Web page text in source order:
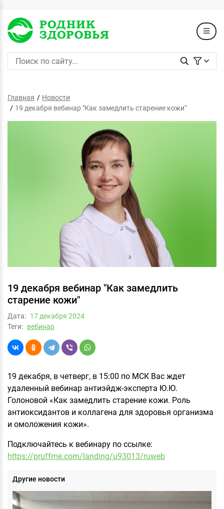
Главная
Новости
19 декабря вебинар "Как замедлить старение кожи"
19 декабря вебинар "Как замедлить
старение кожи"
Дата: 17 декабря 2024
Теги: вебинар
19 декабря, в четверг, в 15:00 по МСК Вас ждет
удаленный вебинар антиэйдж-эксперта Ю.Ю.
Голоновой «Как замедлить старение кожи. Роль
антиоксидантов и коллагена для здоровья организма
и омоложения кожи».
Подключайтесь к вебинару по ссылке:
https://pruffme.com/landing/u93013/ruweb
Другие новости